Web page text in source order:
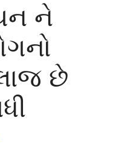
ને
છે